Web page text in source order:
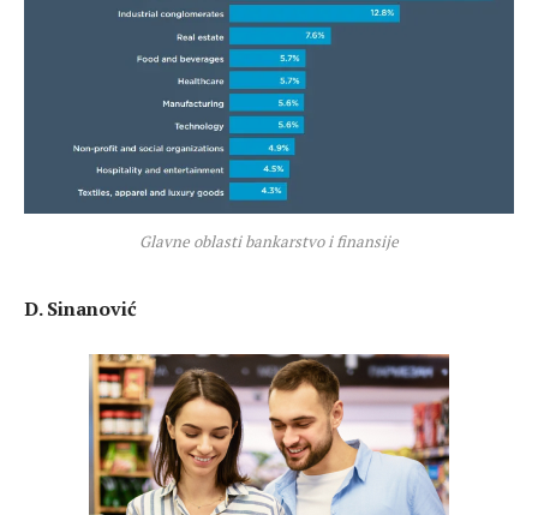
Glavne oblasti bankarstvo i finansije
D. Sinanović